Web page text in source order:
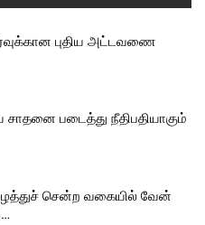
புதிய அட்டவணை
படைத்து நீதிபதியாகும்
சென்ற வகையில் வேன்